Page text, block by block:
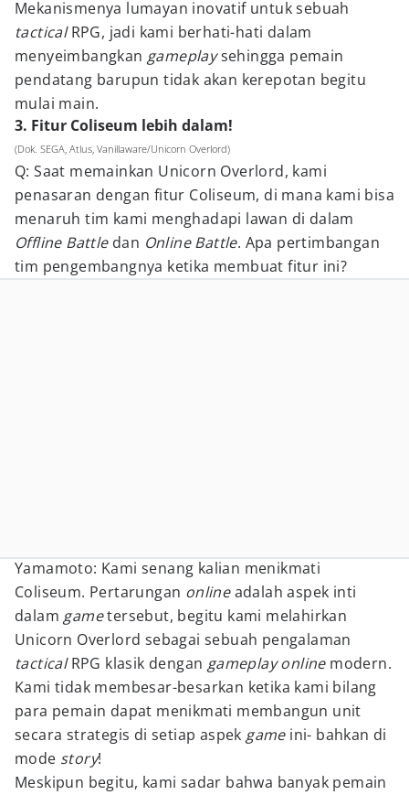
Mekanismenya lumayan inovatif untuk sebuah
tacticalRPG, jadi kami berhati-hati dalam
menyeimbangkan gameplaysehingga pemain
pendatang barupun tidak akan kerepotan begitu
mulai main.
3. Fitur Coliseum lebih dalam!
(Dok. SEGA, Atlus, Vanillaware/Unicorn Overlord)
Q: Saat memainkan Unicorn Overlord, kami
penasaran dengan fitur Coliseum, di mana kami bisa
menaruh tim kami menghadapi lawan di dalam
Offline Battle dan Online Battle. Apa pertimbangan
tim pengembangnya ketika membuat fitur ini?
Yamamoto: Kami senang kalian menikmati
Coliseum. Pertarungan onlineadalah aspek inti
dalam gametersebut, begitu kami melahirkan
Unicorn Overlord sebagai sebuah pengalaman
tacticalRPG klasik dengan gameplay online modern.
Kami tidak membesar-besarkan ketika kami bilang
para pemain dapat menikmati membangun unit
secara strategis di setiap aspek game ini- bahkan di
mode story!
Meskipun begitu, kami sadar bahwa banyak pemain